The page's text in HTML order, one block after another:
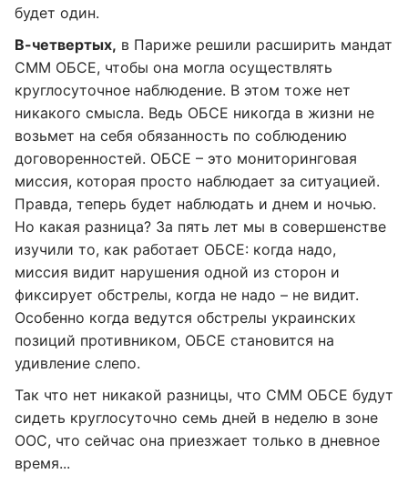
будет один.
В-четвертых, в Париже решили расширить мандат
СММ ОБСЕ, чтобы она могла осуществлять
круглосуточное наблюдение. В этом тоже нет
никакого смысла. Ведь ОБСЕ никогда в жизни не
возьмет на себя обязанность по соблюдению
договоренностей. ОБСЕ – это мониторинговая
миссия, которая просто наблюдает за ситуацией.
Правда, теперь будет наблюдать и днем и ночью.
Но какая разница? За пять лет мы в совершенстве
изучили то, как работает ОБСЕ: когда надо,
миссия видит нарушения одной из сторон и
фиксирует обстрелы, когда не надо – не видит.
Особенно когда ведутся обстрелы украинских
позиций противником, ОБСЕ становится на
удивление слепо.
Так что нет никакой разницы, что СММ ОБСЕ будут
сидеть круглосуточно семь дней в неделю в зоне
ООС, что сейчас она приезжает только в дневное
время...